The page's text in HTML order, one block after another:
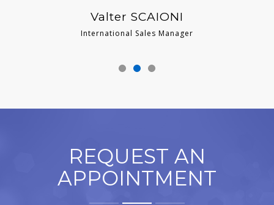
Valter SCAIONI
International Sales Manager
REQUEST AN
APPOINTMENT